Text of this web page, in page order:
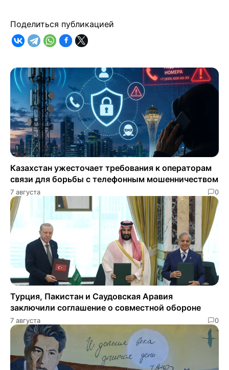
Поделиться публикацией
Казахстан ужесточает требования к операторам
связи для борьбы с телефонным мошенничеством
7 августа 0
Турция, Пакистан и Саудовская Аравия
заключили соглашение о совместной обороне
7 августа 0